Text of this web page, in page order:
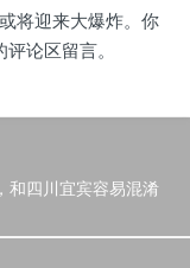
将迎来大爆炸。你
论区留言。
和四川宜宾容易混淆